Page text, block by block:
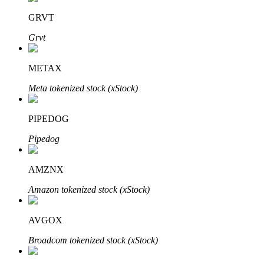
Penguncian BTR
Layanan pinjaman yang didukung Crypto
GRVT
Grvt
METAX
Meta tokenized stock (xStock)
PIPEDOG
Pipedog
AMZNX
Amazon tokenized stock (xStock)
AVGOX
Broadcom tokenized stock (xStock)